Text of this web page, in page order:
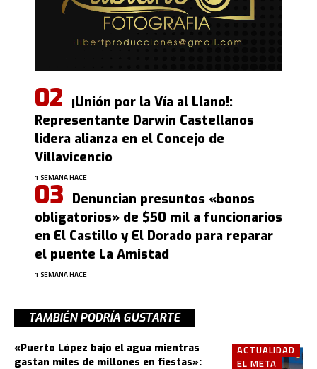
¡Unión por la Vía al Llano!:
Representante Darwin Castellanos
lidera alianza en el Concejo de
Villavicencio
1 SEMANA HACE
Denuncian presuntos «bonos
obligatorios» de $50 mil a funcionarios
en El Castillo y El Dorado para reparar
el puente La Amistad
1 SEMANA HACE
TAMBIÉN PODRÍA GUSTARTE
ACTUALIDAD
EL META
«Puerto López bajo el agua mientras
gastan miles de millones en fiestas»: